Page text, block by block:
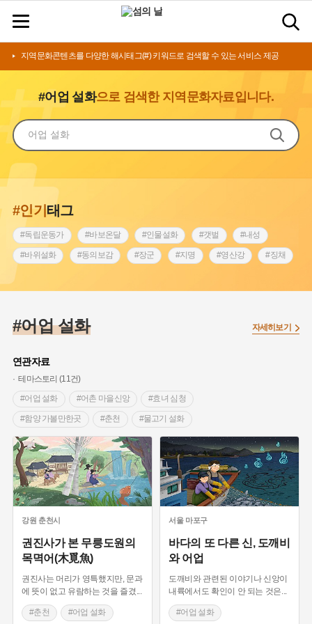
지역문화콘텐츠를 다양한 해시태그(#) 키워드로 검색할 수 있는 서비스 제공
#어업 설화으로 검색한 지역문화자료입니다.
#인기태그
#독립운동가 #바보온달 #인물설화 #갯벌 #내성
#바위설화 #동의보감 #장군 #지명 #영산강 #징채
#인천 #외성 #낙성대
#황해도
#조선역사 #대한애국부인회
#왕건 #전라남도 지명유래 #목민관
#온라인 생활사박물관 #강동구 #제주도설화
#여성독립운동가 #조선시대 문신 #3.1운동 #애민
#김마리아 #여성 독립운동가 #28독립선언 #온달
#문화유산 #노원구 #마을 #전설 #박물관
#경기도설화 #강서구 #공예품 #원호원두표묘역 #용인
#지명유래 #대한민국임시정부
#용인의 전설 #끈기 #산성 #동화 #생활용품
#의병활동 #영산포 #부산
#남자현
#어업 설화
연관자료
테마스토리 (11건)
#어업 설화
#어촌 마을신앙 #효녀 심청
#함양 가볼만한곳 #춘천 #물고기 설화
#강원도 설화 #해녀 #문어
자세히보기
강원 춘천시
권진사가 본 무릉도원의
목멱어(木覓魚)
권진사는 머리가 영특했지만, 문과
에 뜻이 없고 유람하는 것을 즐겼
#춘천 #어업 설화
서울 마포구
바다의 또 다른 신, 도깨비
와 어업
도깨비와 관련된 이야기나 신앙이
내륙에서도 확인이 안 되는 것은
#어업 설화